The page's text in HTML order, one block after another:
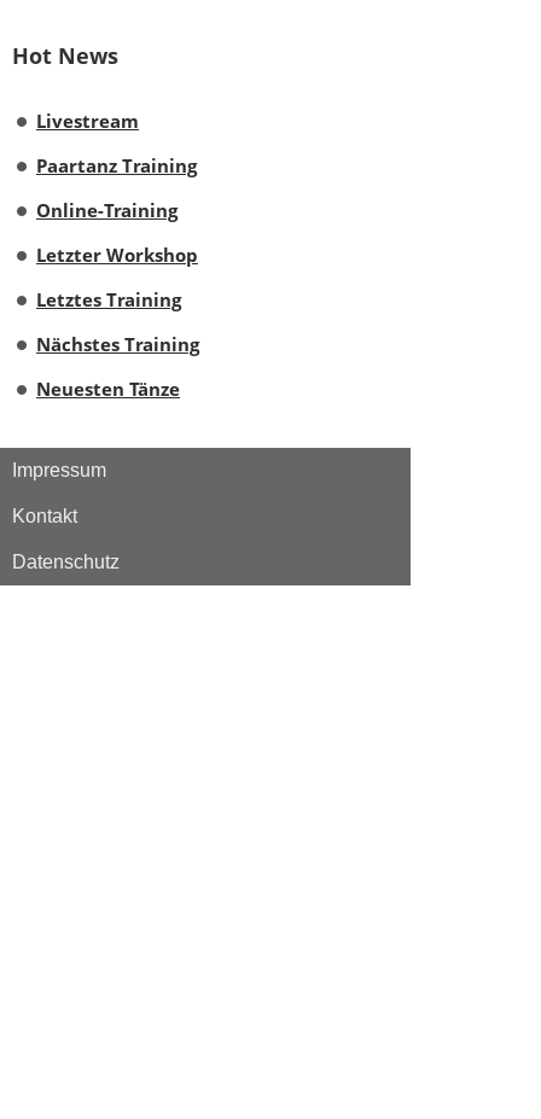
Hot News
Livestream
Paartanz Training
Online-Training
Letzter Workshop
Letztes Training
Nächstes Training
Neuesten Tänze
Impressum
Kontakt
Datenschutz